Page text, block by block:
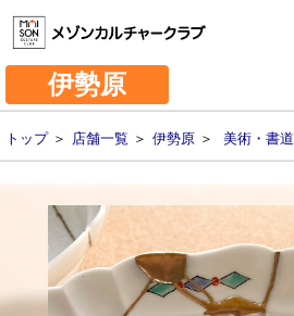
伊勢原
トップ＞ 店舗一覧 ＞ 伊勢原 ＞ 美術・書道